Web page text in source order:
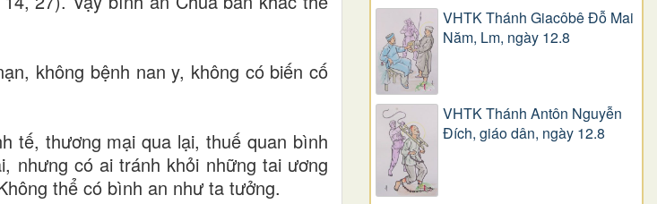
không bệnh nan y, không có biến cố
tế, thương mại qua lại, thuế quan bình
nhưng có ai tránh khỏi những tai ương
thể có bình an như ta tưởng.
VHTK Thánh Giacôbê Ðỗ Mai
Năm, Lm, ngày 12.8
VHTK Thánh Antôn Nguyễn
Ðích, giáo dân, ngày 12.8